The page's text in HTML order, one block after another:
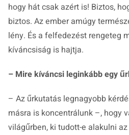
hogy hát csak azért is! Biztos,
biztos. Az ember amúgy
lény. És a felfedezést rengeteg
kíváncsiság is hajtja.
– Mire kíváncsi leginkább egy
– Az űrkutatás legnagyobb
másra is koncentrálunk –, hogy
világűrben, ki tudott-e alakulni